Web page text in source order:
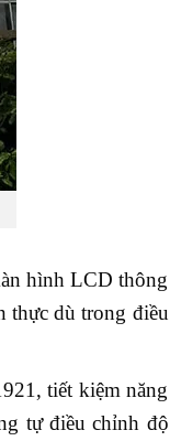
hình LCD thông
thực dù trong điều
tiết kiệm năng
tự điều chỉnh độ